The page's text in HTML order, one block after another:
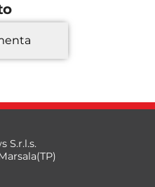
*
S.r.l.s.